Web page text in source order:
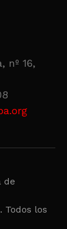
nº 16,
de
Todos los